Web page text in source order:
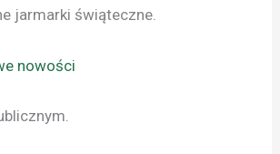
jarmarki świąteczne.
nowości